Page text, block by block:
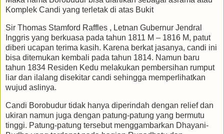
Komplek Candi yang terletak di atas Bukit
Sir Thomas Stamford Raffles , Letnan Gubernur Jendral
Inggris yang berkuasa pada tahun 1811 M – 1816 M, patut
diberi ucapan terima kasih. Karena berkat jasanya, candi ini
bisa ditemukan kembali pada tahun 1814. Namun baru
tahun 1834 Residen Kedu melakukan pembersihan rumput
liar dan ilalang disekitar candi sehingga memperlihatkan
wujud aslinya.
Candi Borobudur tidak hanya diperindah dengan relief dan
ukiran namun juga dengan patung-patung yang bermutu
tinggi. Patung-patung tersebut menggambarkan Dhayani-